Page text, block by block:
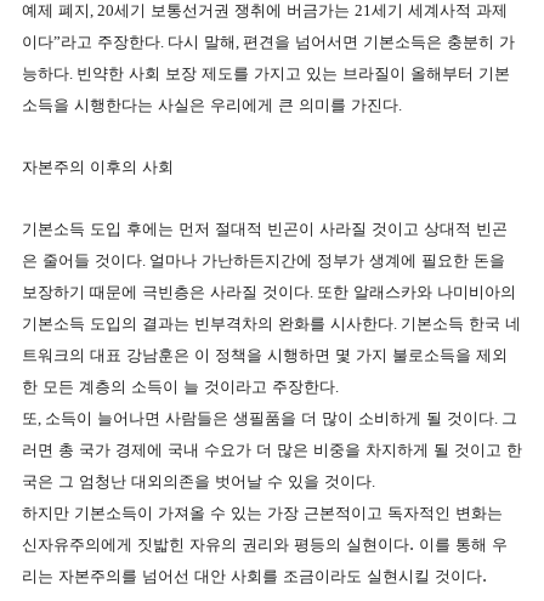
예제 폐지, 20세기 보통선거권 쟁취에 버금가는 21세기 세계사적 과제
이다”라고 주장한다. 다시 말해, 편견을 넘어서면 기본소득은 충분히 가
능하다. 빈약한 사회 보장 제도를 가지고 있는 브라질이 올해부터 기본
소득을 시행한다는 사실은 우리에게 큰 의미를 가진다.
자본주의 이후의 사회
기본소득 도입 후에는 먼저 절대적 빈곤이 사라질 것이고 상대적 빈곤
은 줄어들 것이다. 얼마나 가난하든지 간에 정부가 생계에 필요한 돈을
보장하기 때문에 극빈층은 사라질 것이다. 또한 알래스카와 나미비아의
기본소득 도입의 결과는 빈부격차의 완화를 시사한다. 기본소득 한국 네
트워크의 대표 강남훈은 이 정책을 시행하면 몇 가지 불로소득을 제외
한 모든 계층의 소득이 늘 것이라고 주장한다.
또, 소득이 늘어나면 사람들은 생필품을 더 많이 소비하게 될 것이다. 그
러면 총 국가 경제에 국내 수요가 더 많은 비중을 차지하게 될 것이고 한
국은 그 엄청난 대외의존을 벗어날 수 있을 것이다.
하지만 기본소득이 가져올 수 있는 가장 근본적이고 독자적인 변화는
신자유주의에게 짓밟힌 자유의 권리와 평등의 실현이다. 이를 통해 우
리는 자본주의를 넘어선 대안 사회를 조금이라도 실현시킬 것이다.